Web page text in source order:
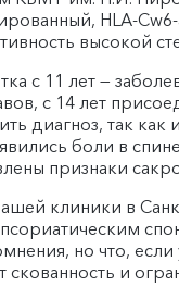
HLA-
высокой
с 11 лет —
с 14 лет
диагноз, так
боли в
признаки
клиники в
псориатическим
но что,
скованность и